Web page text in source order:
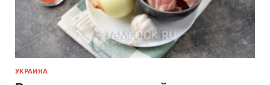
УКРАИНА